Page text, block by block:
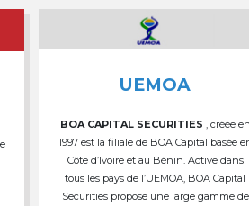
UEMOA
BOA CAPITAL SECURITIES , créée en
1997 est la filiale de BOA Capital basée
Côte d’Ivoire et au Bénin. Active dans
tous les pays de l’UEMOA, BOA Capital
Securities propose une large gamme de